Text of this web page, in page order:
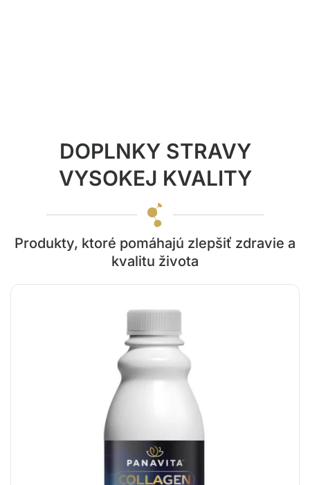
DOPLNKY STRAVY
VYSOKEJ KVALITY
Produkty, ktoré pomáhajú zlepšiť zdravie a
kvalitu života